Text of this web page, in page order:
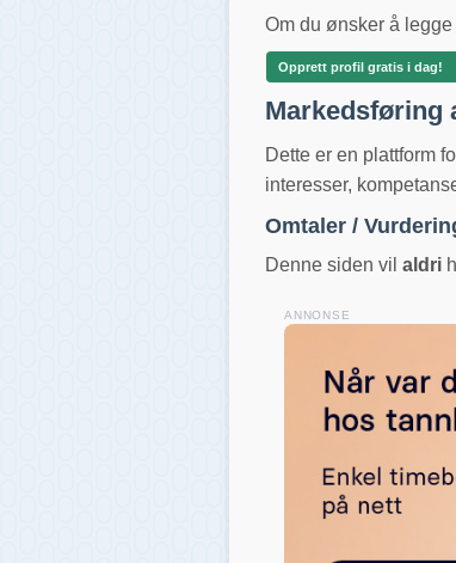
Om du ønsker å
Opprett profil gratis i dag!
Markedsføring
Dette er en plattform
interesser,
Omtaler /
Denne siden vil aldri
ANNONSE